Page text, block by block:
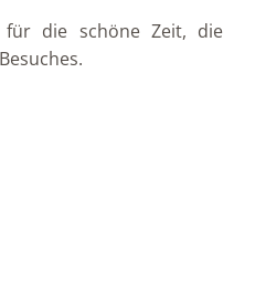
für die schöne Zeit, die